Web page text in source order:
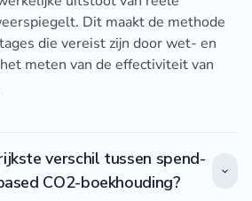
Dit maakt de methode
die vereist zijn door wet- en
meten van de effectiviteit van
verschil tussen spend-
CO2-boekhouding?